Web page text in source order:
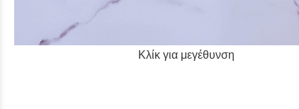
Κλίκ για μεγέθυνση